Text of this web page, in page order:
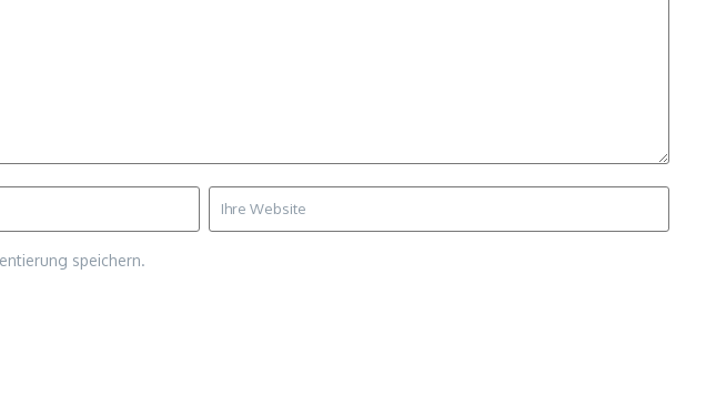
speichern.